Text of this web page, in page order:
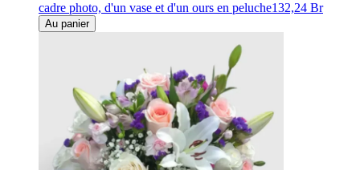
cadre photo, d'un vase et d'un ours en peluche132,24 Br
Au panier